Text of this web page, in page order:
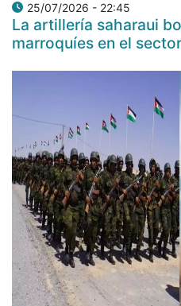
25/07/2026 - 22:45
La artillería saharaui
marroquíes en el